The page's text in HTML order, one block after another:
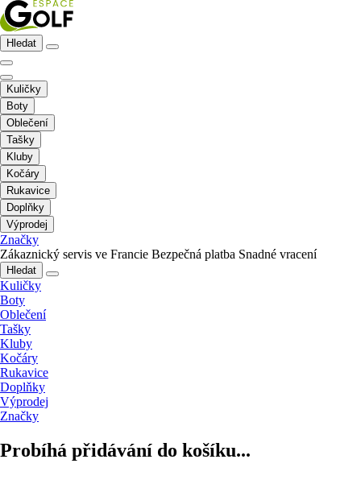
Hledat
Kuličky
Boty
Oblečení
Tašky
Kluby
Kočáry
Rukavice
Doplňky
Výprodej
Značky
Zákaznický servis ve Francie Bezpečná platba Snadné vracení
Hledat
Kuličky
Boty
Oblečení
Tašky
Kluby
Kočáry
Rukavice
Doplňky
Výprodej
Značky
Probíhá přidávání do košíku...